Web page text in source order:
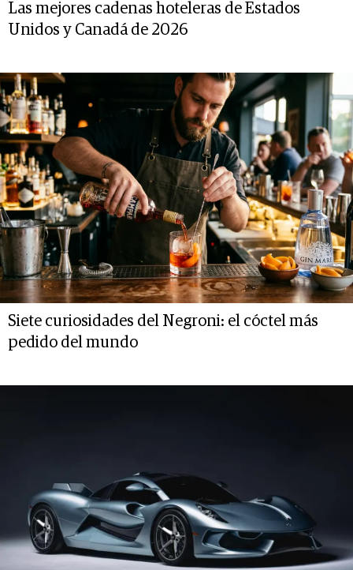
Las mejores cadenas hoteleras de Estados
Unidos y Canadá de 2026
Siete curiosidades del Negroni: el cóctel más
pedido del mundo